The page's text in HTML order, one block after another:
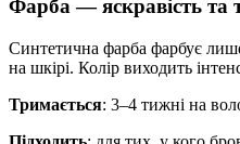
Фарба — яскравість та
Синтетична фарба фарбує
на шкірі. Колір виходить
Тримається: 3–4 тижні на